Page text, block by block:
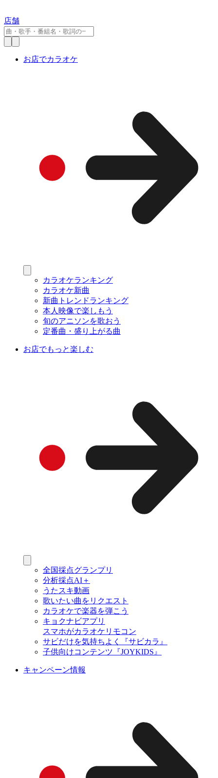
店舗
お店でカラオケ
カラオケランキング
カラオケ新曲
新曲トレンドランキング
本人映像で楽しもう
旬のアニソンを歌おう
定番曲・盛り上がる曲
お店でもっと楽しむ
全国採点グランプリ
分析採点AI＋
うたスキ動画
歌いたい曲をリクエスト
カラオケで楽器を弾こう
キョクナビアプリ
スマホがカラオケリモコン
サビだけを気持ちよく『サビカラ』
子供向けコンテンツ『JOYKIDS』
キャンペーン情報